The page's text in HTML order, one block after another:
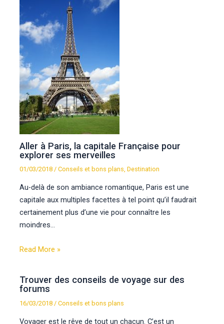
Aller à Paris, la capitale Française pour
explorer ses merveilles
01/03/2018 /Conseils et bons plans ,Destination
Au-delà de son ambiance romantique, Paris est une
capitale aux multiples facettes à tel point qu’il faudrait
certainement plus d’une vie pour connaître les
moindres…
Read More »
Trouver des conseils de voyage sur des
forums
16/03/2018 /Conseils et bons plans
Voyager est le rêve de tout un chacun. C’est un